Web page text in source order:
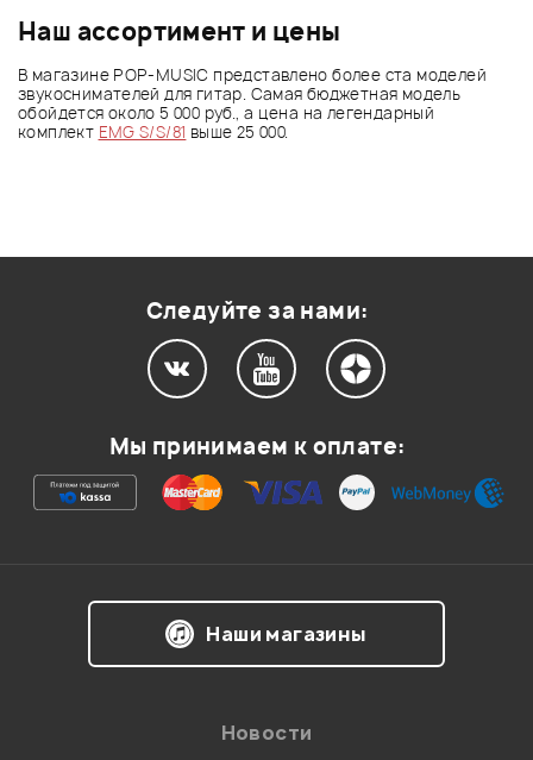
Наш ассортимент и цены
В магазине POP-MUSIC представлено более ста моделей
звукоснимателей для гитар. Самая бюджетная модель
обойдется около 5 000 руб., а цена на легендарный
комплект EMG S/S/81 выше 25 000.
Следуйте за нами:
Мы принимаем к оплате:
Наши магазины
Новости